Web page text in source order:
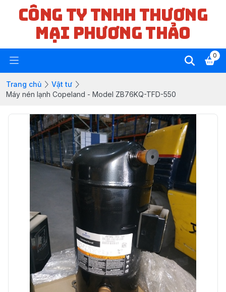
CÔNG TY TNHH THƯƠNG
MẠI PHƯƠNG THẢO
0
Trang chủ
Vật tư
Máy nén lạnh Copeland - Model ZB76KQ-TFD-550